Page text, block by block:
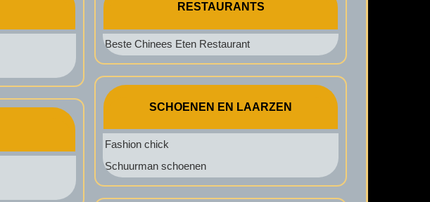
RESTAURANTS
Beste Chinees Eten Restaurant
SCHOENEN EN LAARZEN
Fashion chick
Schuurman schoenen